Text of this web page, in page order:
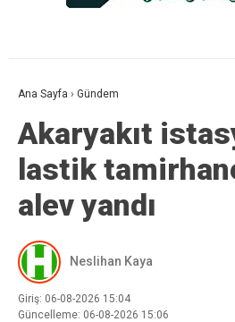
Ana Sayfa › Gündem
Akaryakıt
lastik
alev yandı
Neslihan Kaya
Giriş: 06-08-2026 15:04
Güncelleme: 06-08-2026 15:06